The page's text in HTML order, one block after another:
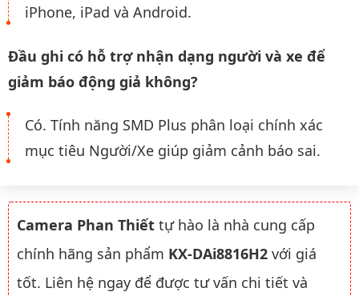
iPhone, iPad và Android.
Đầu ghi có hỗ trợ nhận dạng người và xe để
giảm báo động giả không?
Có. Tính năng SMD Plus phân loại chính xác
mục tiêu Người/Xe giúp giảm cảnh báo sai.
Camera Phan Thiết tự hào là nhà cung cấp
chính hãng sản phẩm KX-DAi8816H2 với giá
tốt. Liên hệ ngay để được tư vấn chi tiết và